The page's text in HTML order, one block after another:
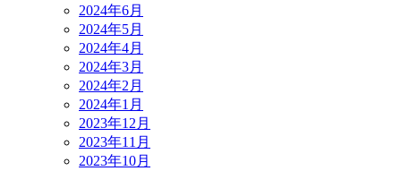
2024年6月
2024年5月
2024年4月
2024年3月
2024年2月
2024年1月
2023年12月
2023年11月
2023年10月